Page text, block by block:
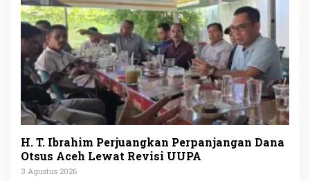
H. T. Ibrahim Perjuangkan Perpanjangan Dana
Otsus Aceh Lewat Revisi UUPA
3 Agustus 2026